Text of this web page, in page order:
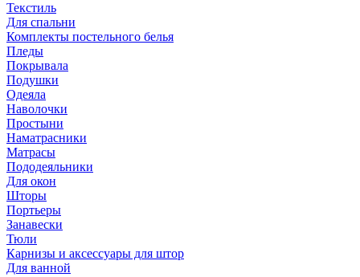
Текстиль
Для спальни
Комплекты постельного белья
Пледы
Покрывала
Подушки
Одеяла
Наволочки
Простыни
Наматрасники
Матрасы
Пододеяльники
Для окон
Шторы
Портьеры
Занавески
Тюли
Карнизы и аксессуары для штор
Для ванной